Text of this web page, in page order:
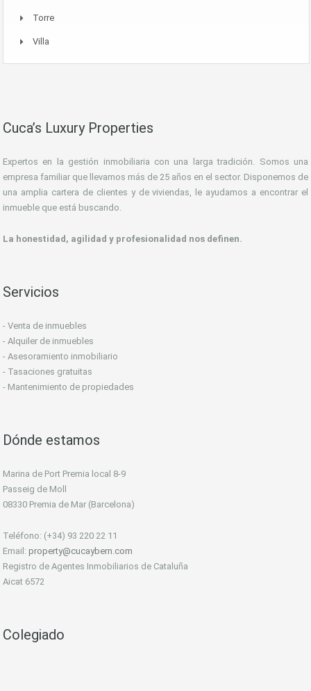
Torre
Villa
Cuca’s Luxury Properties
Expertos en la gestión inmobiliaria con una larga tradición. Somos una
empresa familiar que llevamos más de 25 años en el sector. Disponemos de
una amplia cartera de clientes y de viviendas, le ayudamos a encontrar el
inmueble que está buscando.
La honestidad, agilidad y profesionalidad nos definen.
Servicios
- Venta de inmuebles
- Alquiler de inmuebles
- Asesoramiento inmobiliario
- Tasaciones gratuitas
- Mantenimiento de propiedades
Dónde estamos
Marina de Port Premia local 8-9
Passeig de Moll
08330 Premia de Mar (Barcelona)
Teléfono: (+34) 93 220 22 11
Email: property@cucaybern.com
Registro de Agentes Inmobiliarios de Cataluña
Aicat 6572
Colegiado